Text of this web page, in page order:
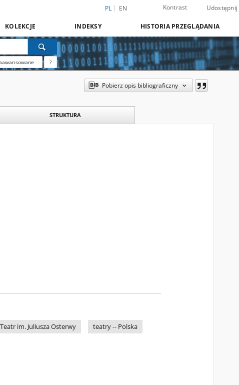
PL EN Kontrast Udostępnij
KOLEKCJE INDEKSY HISTORIA PRZEGLĄDANIA
?
Pobierz opis bibliograficzny
STRUKTURA
Teatr im. Juliusza Osterwy
teatry -- Polska